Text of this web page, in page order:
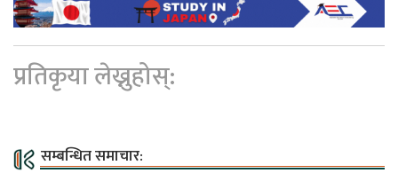
प्रतिकृया लेख्नुहोस्:
सम्बन्धित समाचार: